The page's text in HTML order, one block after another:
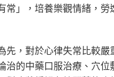
常」，培養樂觀情緒，
，對於心律失常比較
治的中藥口服治療、穴